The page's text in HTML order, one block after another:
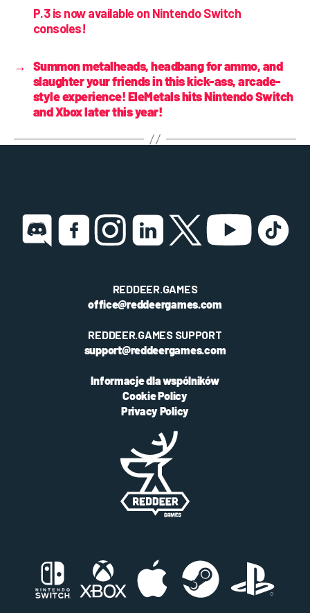
P.3 is now available on Nintendo Switch
consoles!
→ Summon metalheads, headbang for ammo, and
slaughter your friends in this kick-ass, arcade-
style experience! EleMetals hits Nintendo Switch
and Xbox later this year!
REDDEER.GAMES
office@reddeergames.com
REDDEER.GAMES SUPPORT
support@reddeergames.com
Informacje dla wspólników
Cookie Policy
Privacy Policy